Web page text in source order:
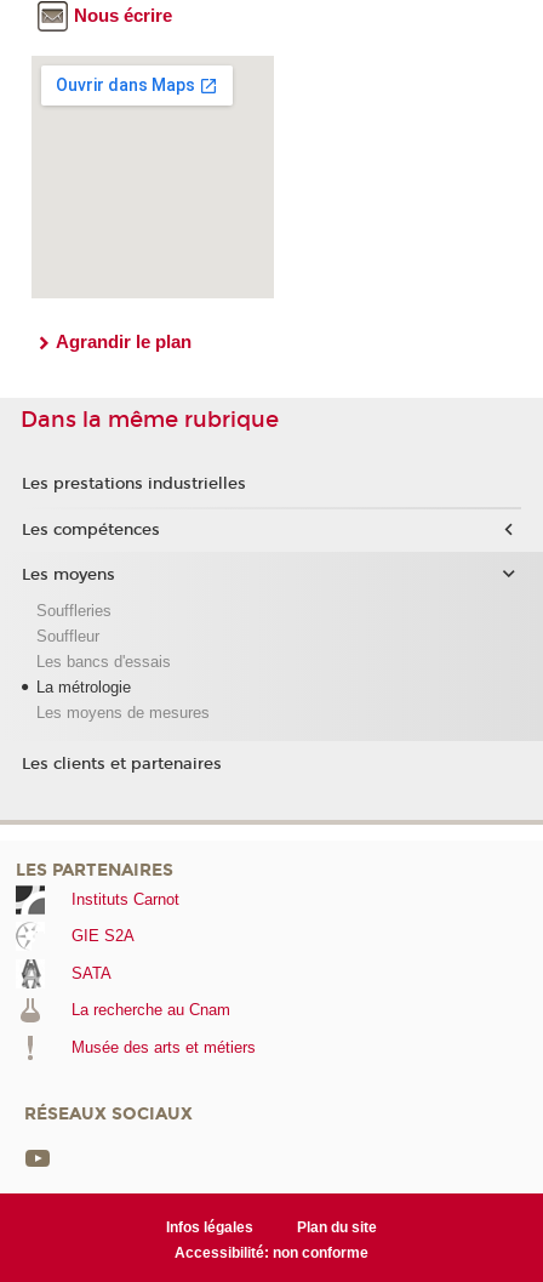
Nous écrire
Agrandir le plan
Dans la même rubrique
Les prestations industrielles
Les compétences
Les moyens
Souffleries
Souffleur
Les bancs d'essais
La métrologie
Les moyens de mesures
Les clients et partenaires
LES PARTENAIRES
Instituts Carnot
GIE S2A
SATA
La recherche au Cnam
Musée des arts et métiers
RÉSEAUX SOCIAUX
Infos légales
Plan du site
Accessibilité: non conforme